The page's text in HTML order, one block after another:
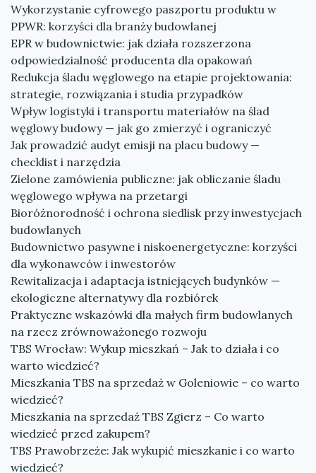
Wykorzystanie cyfrowego paszportu produktu w
PPWR: korzyści dla branży budowlanej
EPR w budownictwie: jak działa rozszerzona
odpowiedzialność producenta dla opakowań
Redukcja śladu węglowego na etapie projektowania:
strategie, rozwiązania i studia przypadków
Wpływ logistyki i transportu materiałów na ślad
węglowy budowy — jak go zmierzyć i ograniczyć
Jak prowadzić audyt emisji na placu budowy —
checklist i narzędzia
Zielone zamówienia publiczne: jak obliczanie śladu
węglowego wpływa na przetargi
Bioróżnorodność i ochrona siedlisk przy inwestycjach
budowlanych
Budownictwo pasywne i niskoenergetyczne: korzyści
dla wykonawców i inwestorów
Rewitalizacja i adaptacja istniejących budynków —
ekologiczne alternatywy dla rozbiórek
Praktyczne wskazówki dla małych firm budowlanych
na rzecz zrównoważonego rozwoju
TBS Wrocław: Wykup mieszkań – Jak to działa i co
warto wiedzieć?
Mieszkania TBS na sprzedaż w Goleniowie – co warto
wiedzieć?
Mieszkania na sprzedaż TBS Zgierz – Co warto
wiedzieć przed zakupem?
TBS Prawobrzeże: Jak wykupić mieszkanie i co warto
wiedzieć?